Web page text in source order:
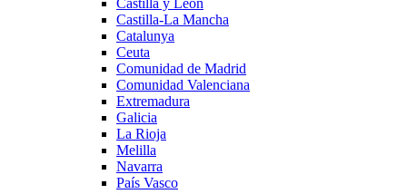
Castilla-La Mancha
Catalunya
Ceuta
Comunidad de Madrid
Comunidad Valenciana
Extremadura
Galicia
La Rioja
Melilla
Navarra
País Vasco